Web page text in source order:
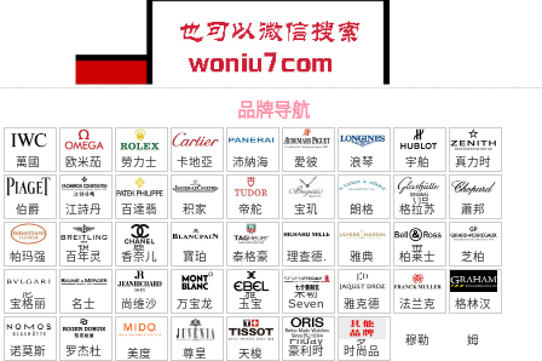
品牌导航
萬國 欧米茄 勞力士 卡地亞 沛納海 愛彼 浪琴 宇舶
（恒
宝）
真力时
伯爵 江詩丹
頓
百達翡
麗
积家 帝舵 宝玑 朗格 格拉苏
蒂
蕭邦
帕玛强
尼
百年灵 香奈儿 寶珀 泰格豪
雅
理查德.
米勒
雅典 柏莱士 芝柏
宝格丽 名士 尚维沙 万宝龙 玉宝 Seven
Friday
雅克德
罗
法兰克
穆勒
格林汉
姆
诺莫斯
罗杰杜 美度 尊皇 天梭 豪利时 时尚品